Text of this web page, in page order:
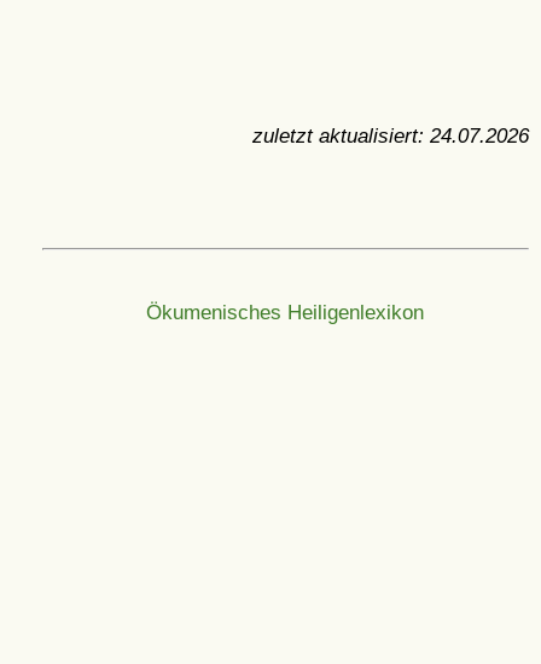
zuletzt aktualisiert: 24.07.2026
Ökumenisches Heiligenlexikon